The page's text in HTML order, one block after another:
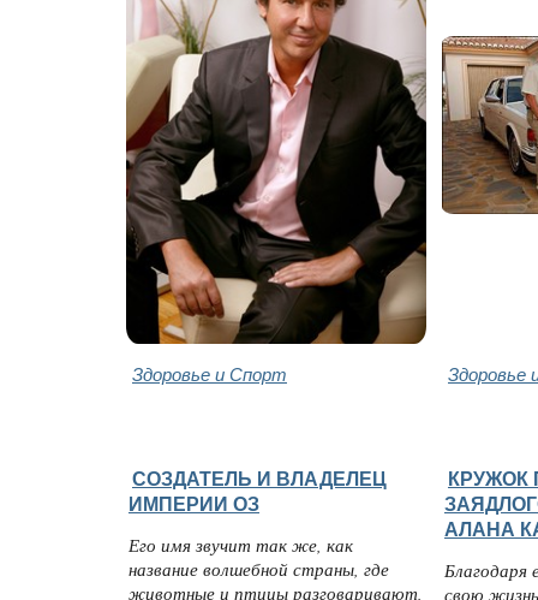
Здоровье и Спорт Здоровье
СОЗДАТЕЛЬ И ВЛАДЕЛЕЦ
ИМПЕРИИ ОЗ
Его имя звучит так же, как
название волшебной страны, где
животные и птицы разговаривают,
КРУЖОК
АЛАНА
Благодаря
свою